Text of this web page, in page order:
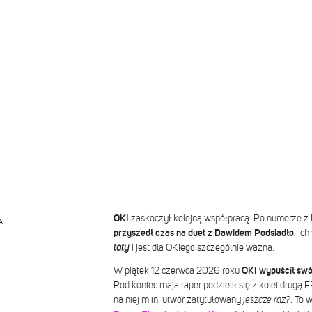
OKI zaskoczył kolejną współpracą. Po numerze
przyszedł czas na duet z Dawidem Podsiadło. Ich
tatyi jest dla OKIego szczególnie ważna.
W piątek 12 czerwca 2026 roku OKI wypuścił
Pod koniec maja raper podzielił się z kolei drugą
na niej m.in. utwór zatytułowany jeszcze raz?. To